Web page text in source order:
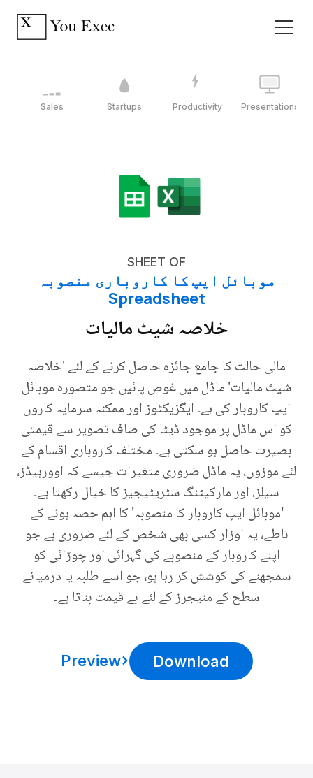
Sales Startups Productivity Presentations
SHEET OF
موبائل ایپ کا کاروباری منصوبہ
Spreadsheet
خلاصہ شیٹ مالیات
مالی حالت کا جامع جائزہ حاصل کرنے کے لئے 'خلاصہ
شیٹ مالیات' ماڈل میں غوص پائیں جو متصورہ موبائل
ایپ کاروبار کی ہے۔ ایگزیکٹوز اور ممکنہ سرمایہ کاروں
کو اس ماڈل پر موجود ڈیٹا کی صاف تصویر سے قیمتی
بصیرت حاصل ہو سکتی ہے۔ مختلف کاروباری اقسام کے
لئے موزوں، یہ ماڈل ضروری متغیرات جیسے کہ اوورہیڈز،
سیلز، اور مارکیٹنگ سٹریٹیجیز کا خیال رکھتا ہے۔
'موبائل ایپ کاروبار کا منصوبہ' کا اہم حصہ ہونے کے
ناطے، یہ اوزار کسی بھی شخص کے لئے ضروری ہے جو
اپنے کاروبار کے منصوبے کی گہرائی اور چوڑائی کو
سمجھنے کی کوشش کر رہا ہو، جو اسے طلبہ یا درمیانے
سطح کے منیجرز کے لئے بے قیمت بناتا ہے۔
Download
Preview